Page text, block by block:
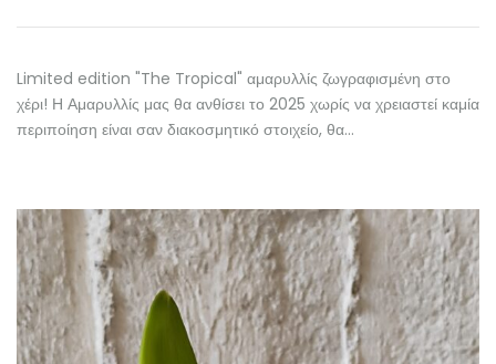
Limited edition "The Tropical" αμαρυλλίς ζωγραφισμένη στο
χέρι! Η Αμαρυλλίς μας θα ανθίσει το 2025 χωρίς να χρειαστεί καμία
περιποίηση είναι σαν διακοσμητικό στοιχείο, θα…